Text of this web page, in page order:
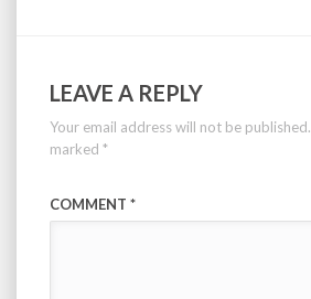
LEAVE A REPLY
Your email address will not be published.
marked *
COMMENT *